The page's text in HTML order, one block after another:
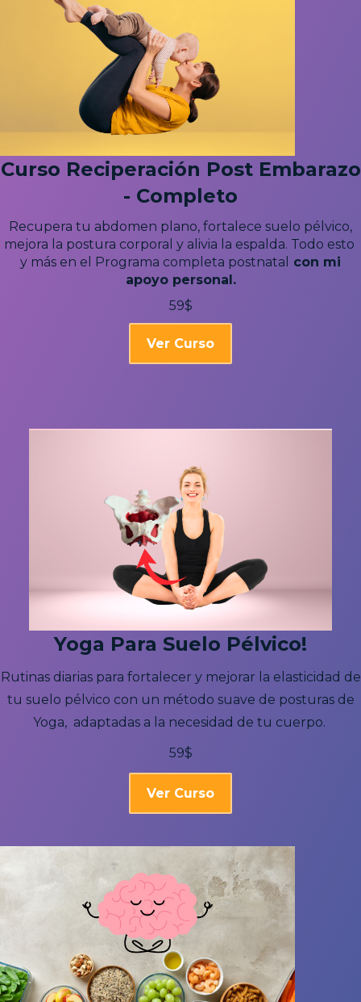
Curso Reciperación Post Embarazo
- Completo
Recupera tu abdomen plano, fortalece suelo pélvico,
mejora la postura corporal y alivia la espalda. Todo esto
y más en el Programa completa postnatal
con mi
apoyo personal.
59$
Ver Curso
Yoga Para Suelo Pélvico!
Rutinas diarias para fortalecer y mejorar la elasticidad de
tu suelo pélvico con un método suave de posturas de
Yoga, adaptadas a la necesidad de tu cuerpo.
59$
Ver Curso